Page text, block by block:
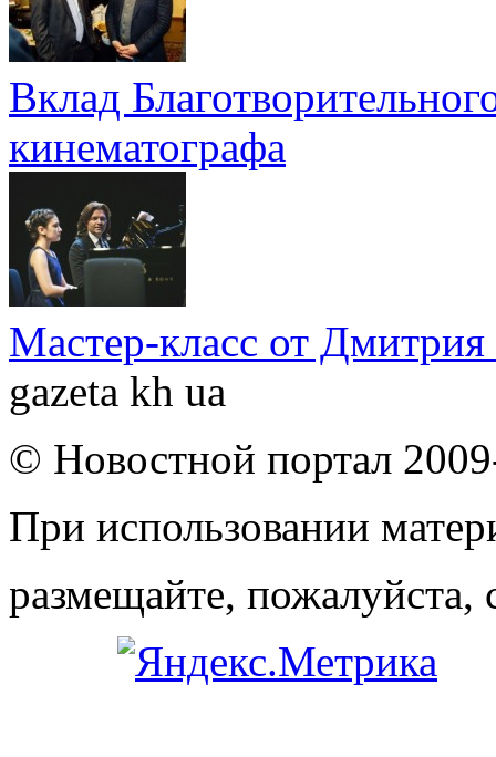
Вклад
кинематографа
Мастер-класс от
gazeta kh ua
© Новостной портал
При использовании
размещайте, пожалуйста,